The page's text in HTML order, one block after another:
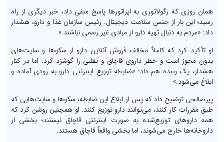
همان روزی که رگولاتوری به اپراتورها پاسخ منفی داد، خبر دیگری از راه
رسید؛ این بار از جنس سلامت دیجیتال. رئیس سازمان غذا و دارو، هشدار
داد: «مردم به دنبال تهیه دارو از مبادی غیر رسمی نباشند.»
او تأکید کرد که کاملاً مخالف فروش آنلاین دارو از سکوها و سایت‌های
بدون مجوز است و خطر داروی قاچاق و تقلبی را گوشزد کرد. اما در کنار
هشدار، یک وعده هم داد: «ضابطه توزیع اینترنتی دارو به زودی آماده و
ابلاغ می‌شود.»
پیرصالحی توضیح داد که پس از ابلاغ این ضابطه، سکوها و سایت‌هایی که
طبق مقررات کار کنند، می‌توانند دارو توزیع کنند. او همچنین روشن کرد که
همه داروهای توزیع‌شده به صورت اینترنتی قاچاق نیستند؛ بخشی از
داروخانه‌ها خارج می‌شوند، اما بخشی واقعاً قاچاق هستند.